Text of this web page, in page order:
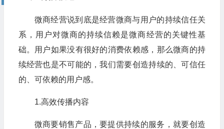
微商经营说到底是经营微商与用户的持续信任关
系，用户对微商的持续信赖是微商经营的关键性基
础。用户如果没有很好的消费依赖感，那么微商的持
续经营也是不可能的，我们需要创造持续的、可信任
的、可依赖的用户感。
1.高效传播内容
微商要销售产品，要提供持续的服务，就要创造